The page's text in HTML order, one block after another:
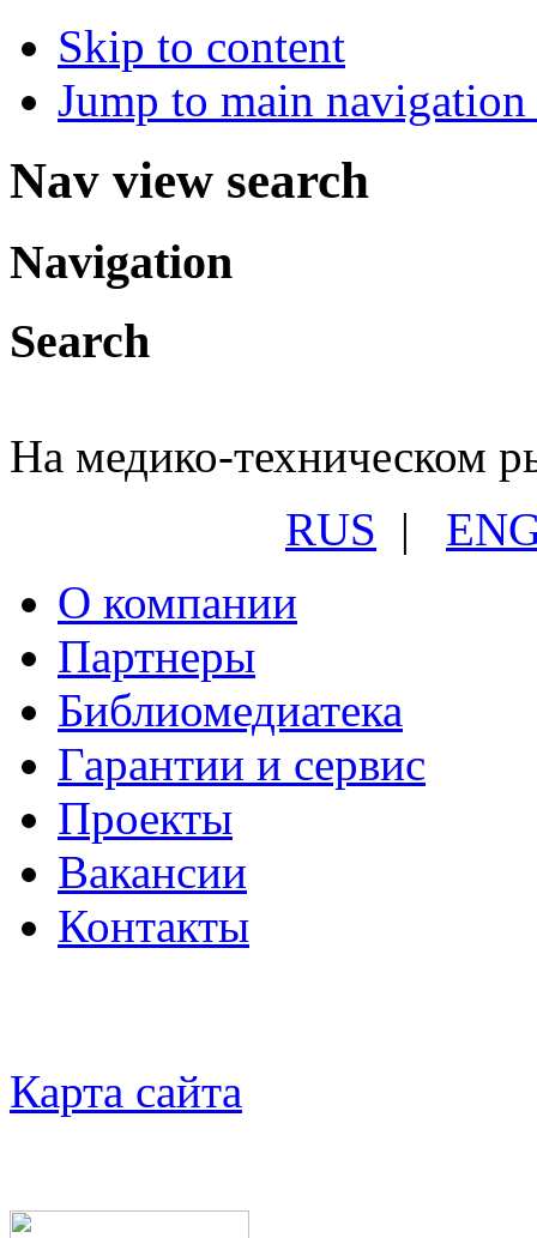
Skip to content
Jump to main
Nav view search
Navigation
Search
На медико-техническом
RUS |
О компании
Партнеры
Библиомедиатека
Гарантии и сервис
Проекты
Вакансии
Контакты
Карта сайта